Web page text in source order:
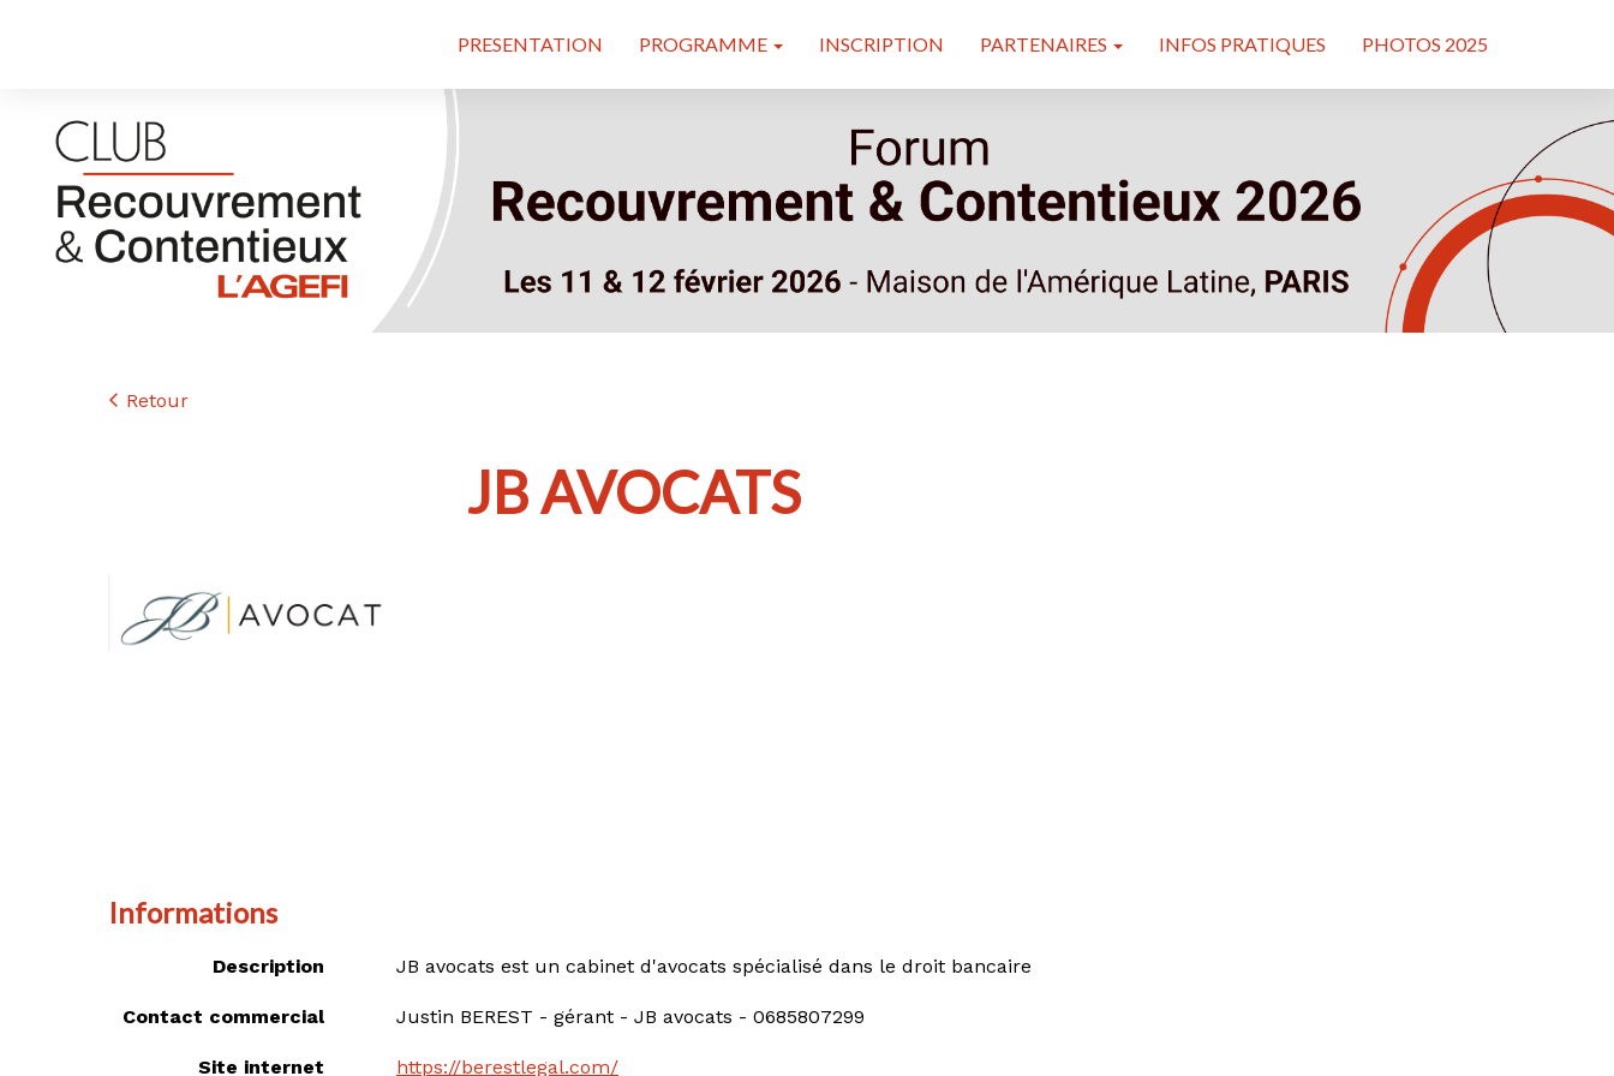
PRESENTATION PROGRAMME INSCRIPTION PARTENAIRES INFOS PRATIQUES PHOTOS 2025
Retour
JB AVOCATS
Informations
Description JB avocats est un cabinet d'avocats spécialisé dans le droit bancaire
Contact commercial Justin BEREST - gérant - JB avocats - 0685807299
Site internet https://berestlegal.com/